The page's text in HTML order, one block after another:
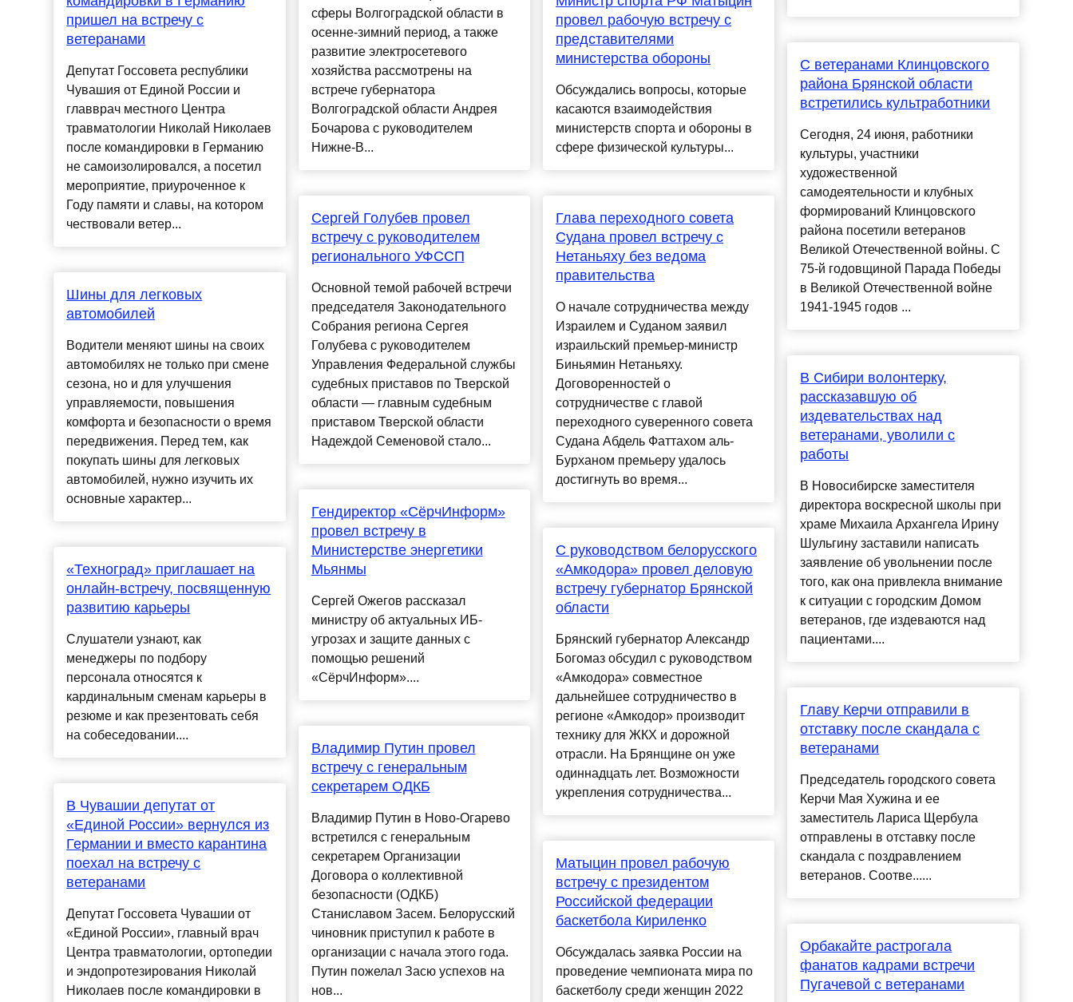
пришел на встречу с
ветеранами
Депутат Госсовета республики
Чувашия от Единой России и
главврач местного Центра
травматологии Николай Николаев
после командировки в Германию
не самоизолировался, а посетил
мероприятие, приуроченное к
Году памяти и славы, на котором
чествовали ветер...
Шины для легковых
автомобилей
Водители меняют шины на своих
автомобилях не только при смене
сезона, но и для улучшения
управляемости, повышения
комфорта и безопасности о время
передвижения. Перед тем, как
покупать шины для легковых
автомобилей, нужно изучить их
основные характер...
«Техноград» приглашает на
онлайн-встречу, посвященную
развитию карьеры
Слушатели узнают, как
менеджеры по подбору
персонала относятся к
кардинальным сменам карьеры в
резюме и как презентовать себя
на собеседовании....
В Чувашии депутат от
«Единой России» вернулся из
Германии и вместо карантина
поехал на встречу с
ветеранами
Депутат Госсовета Чувашии от
«Единой России», главный врач
Центра травматологии, ортопедии
и эндопротезирования Николай
Николаев после командировки в
сферы Волгоградской области в
осенне-зимний период, а также
развитие электросетевого
хозяйства рассмотрены на
встрече губернатора
Волгоградской области Андрея
Бочарова с руководителем
Нижне-В...
Сергей Голубев провел
встречу с руководителем
регионального УФССП
Основной темой рабочей встречи
председателя Законодательного
Собрания региона Сергея
Голубева с руководителем
Управления Федеральной службы
судебных приставов по Тверской
области — главным судебным
приставом Тверской области
Надеждой Семеновой стало...
Гендиректор «СёрчИнформ»
провел встречу в
Министерстве энергетики
Мьянмы
Сергей Ожегов рассказал
министру об актуальных ИБ-
угрозах и защите данных с
помощью решений
«СёрчИнформ»....
Владимир Путин провел
встречу с генеральным
секретарем ОДКБ
Владимир Путин в Ново-Огарево
встретился с генеральным
секретарем Организации
Договора о коллективной
безопасности (ОДКБ)
Станиславом Засем. Белорусский
чиновник приступил к работе в
организации с начала этого года.
Путин пожелал Засю успехов на
нов...
провел рабочую встречу с
представителями
министерства обороны
Обсуждались вопросы, которые
касаются взаимодействия
министерств спорта и обороны в
сфере физической культуры...
Глава переходного совета
Судана провел встречу с
Нетаньяху без ведома
правительства
О начале сотрудничества между
Израилем и Суданом заявил
израильский премьер-министр
Биньямин Нетаньяху.
Договоренностей о
сотрудничестве с главой
переходного суверенного совета
Судана Абдель Фаттахом аль-
Бурханом премьеру удалось
достигнуть во время...
С руководством белорусского
«Амкодора» провел деловую
встречу губернатор Брянской
области
Брянский губернатор Александр
Богомаз обсудил с руководством
«Амкодора» совместное
дальнейшее сотрудничество в
регионе «Амкодор» производит
технику для ЖКХ и дорожной
отрасли. На Брянщине он уже
одиннадцать лет. Возможности
укрепления сотрудничества...
Матыцин провел рабочую
встречу с президентом
Российской федерации
баскетбола Кириленко
Обсуждалась заявка России на
проведение чемпионата мира по
баскетболу среди женщин 2022
С ветеранами Клинцовского
района Брянской области
встретились культработники
Сегодня, 24 июня, работники
культуры, участники
художественной
самодеятельности и клубных
формирований Клинцовского
района посетили ветеранов
Великой Отечественной войны. С
75-й годовщиной Парада Победы
в Великой Отечественной войне
1941-1945 годов ...
В Сибири волонтерку,
рассказавшую об
издевательствах над
ветеранами, уволили с
работы
В Новосибирске заместителя
директора воскресной школы при
храме Михаила Архангела Ирину
Шульгину заставили написать
заявление об увольнении после
того, как она привлекла внимание
к ситуации с городским Домом
ветеранов, где издеваются над
пациентами....
Главу Керчи отправили в
отставку после скандала с
ветеранами
Председатель городского совета
Керчи Мая Хужина и ее
заместитель Лариса Щербула
отправлены в отставку после
скандала с поздравлением
ветеранов. Соотве......
Орбакайте растрогала
фанатов кадрами встречи
Пугачевой с ветеранами